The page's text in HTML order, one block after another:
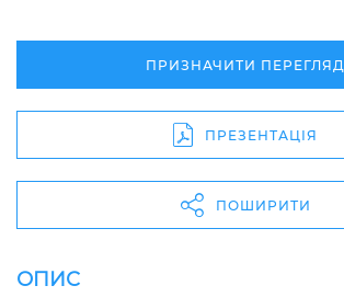
ПРИЗНАЧИТИ ПЕРЕГЛЯД
ПРЕЗЕНТАЦІЯ
ПОШИРИТИ
ОПИС